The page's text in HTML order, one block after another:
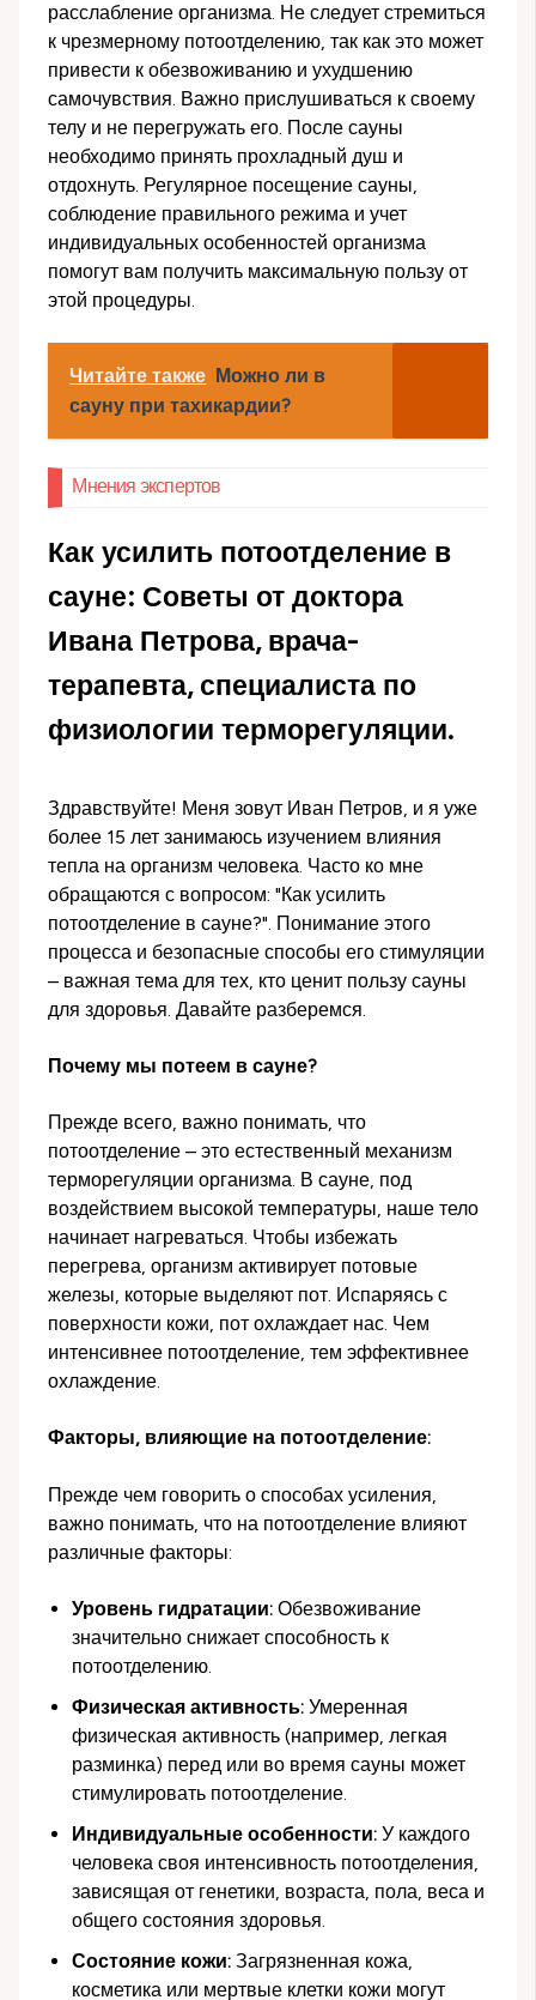
расслабление организма. Не следует стремиться
к чрезмерному потоотделению, так как это может
привести к обезвоживанию и ухудшению
самочувствия. Важно прислушиваться к своему
телу и не перегружать его. После сауны
необходимо принять прохладный душ и
отдохнуть. Регулярное посещение сауны,
соблюдение правильного режима и учет
индивидуальных особенностей организма
помогут вам получить максимальную пользу от
этой процедуры.
Читайте также Можно ли в
сауну при тахикардии?
Мнения экспертов
Как усилить потоотделение в
сауне: Советы от доктора
Ивана Петрова, врача-
терапевта, специалиста по
физиологии терморегуляции.
Здравствуйте! Меня зовут Иван Петров, и я уже
более 15 лет занимаюсь изучением влияния
тепла на организм человека. Часто ко мне
обращаются с вопросом: "Как усилить
потоотделение в сауне?". Понимание этого
процесса и безопасные способы его стимуляции
– важная тема для тех, кто ценит пользу сауны
для здоровья. Давайте разберемся.
Почему мы потеем в сауне?
Прежде всего, важно понимать, что
потоотделение – это естественный механизм
терморегуляции организма. В сауне, под
воздействием высокой температуры, наше тело
начинает нагреваться. Чтобы избежать
перегрева, организм активирует потовые
железы, которые выделяют пот. Испаряясь с
поверхности кожи, пот охлаждает нас. Чем
интенсивнее потоотделение, тем эффективнее
охлаждение.
Факторы, влияющие на потоотделение:
Прежде чем говорить о способах усиления,
важно понимать, что на потоотделение влияют
различные факторы:
Уровень гидратации: Обезвоживание
значительно снижает способность к
потоотделению.
Физическая активность: Умеренная
физическая активность (например, легкая
разминка) перед или во время сауны может
стимулировать потоотделение.
Индивидуальные особенности: У каждого
человека своя интенсивность потоотделения,
зависящая от генетики, возраста, пола, веса и
общего состояния здоровья.
Состояние кожи: Загрязненная кожа,
косметика или мертвые клетки кожи могут